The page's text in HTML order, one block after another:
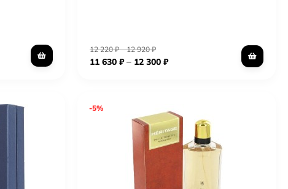
12 220₽–12 920₽
11 630₽– 12 300₽
-5%